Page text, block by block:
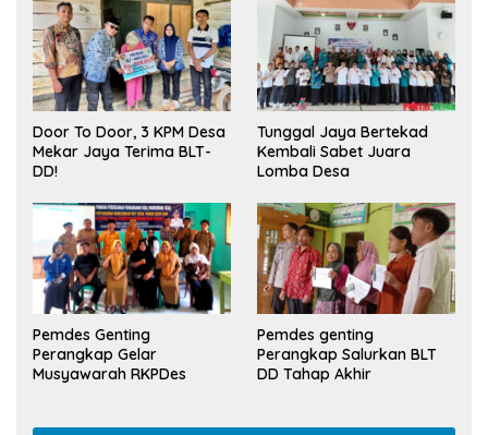
Door To Door, 3 KPM Desa
Mekar Jaya Terima BLT-
DD!
Tunggal Jaya Bertekad
Kembali Sabet Juara
Lomba Desa
Pemdes Genting
Perangkap Gelar
Musyawarah RKPDes
Pemdes genting
Perangkap Salurkan BLT
DD Tahap Akhir